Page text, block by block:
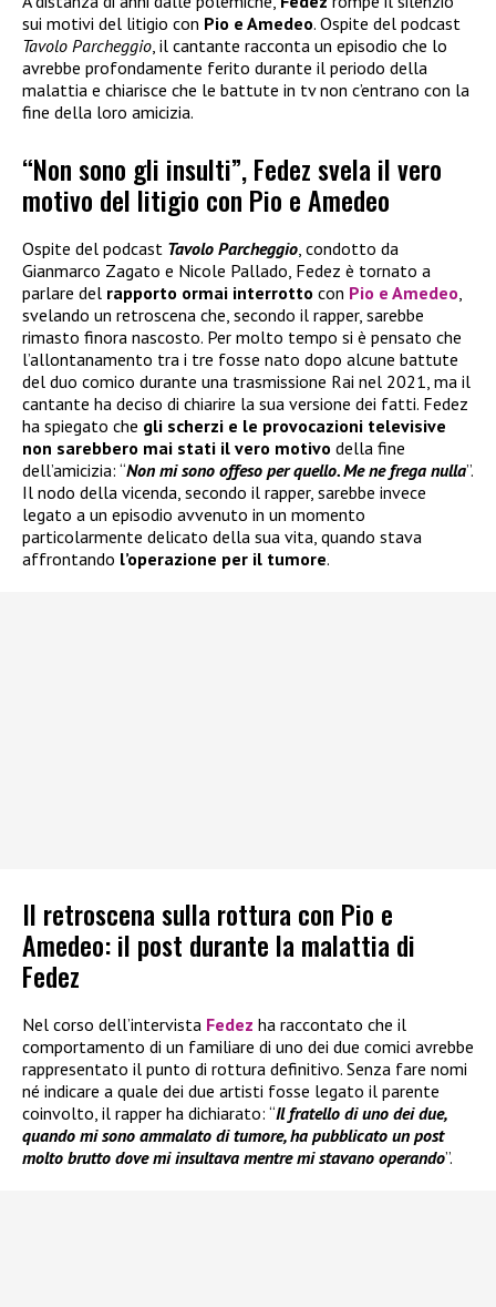
sui motivi del litigio con Pio e Amedeo. Ospite del podcast
Tavolo Parcheggio, il cantante racconta un episodio che lo
avrebbe profondamente ferito durante il periodo della
malattia e chiarisce che le battute in tv non c’entrano con la
fine della loro amicizia.
“Non sono gli insulti”, Fedez svela il vero
motivo del litigio con Pio e Amedeo
Ospite del podcast Tavolo Parcheggio , condotto da
Gianmarco Zagato e Nicole Pallado, Fedez è tornato a
parlare del rapporto ormai interrotto con Pio e Amedeo
svelando un retroscena che, secondo il rapper, sarebbe
rimasto finora nascosto. Per molto tempo si è pensato che
l’allontanamento tra i tre fosse nato dopo alcune battute
del duo comico durante una trasmissione Rai nel 2021, ma il
cantante ha deciso di chiarire la sua versione dei fatti. Fedez
ha spiegato che gli scherzi e le provocazioni televisive
non sarebbero mai stati il vero motivo della fine
dell’amicizia: “Non mi sono offeso per quello. Me ne frega nulla”.
Il nodo della vicenda, secondo il rapper, sarebbe invece
legato a un episodio avvenuto in un momento
particolarmente delicato della sua vita, quando stava
affrontando l’operazione per il tumore.
Il retroscena sulla rottura con Pio e
Amedeo: il post durante la malattia di
Fedez
Nel corso dell’intervista Fedez ha raccontato che il
comportamento di un familiare di uno dei due comici avrebbe
rappresentato il punto di rottura definitivo. Senza fare nomi
né indicare a quale dei due artisti fosse legato il parente
coinvolto, il rapper ha dichiarato: “Il fratello di uno dei due,
quando mi sono ammalato di tumore, ha pubblicato un post
molto brutto dove mi insultava mentre mi stavano operando”.